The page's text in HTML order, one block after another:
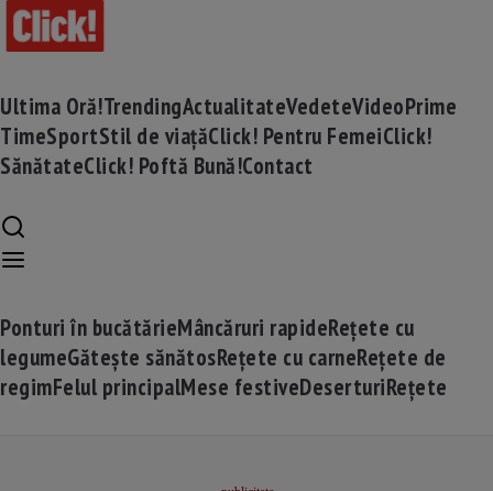
Ultima Oră!TrendingActualitateVedeteVideoPrime
TimeSportStil de viațăClick! Pentru FemeiClick!
SănătateClick! Poftă Bună!Contact
Ponturi în bucătărieMâncăruri rapideRețete cu
legumeGătește sănătosRețete cu carneRețete de
regimFelul principalMese festiveDeserturiRețete